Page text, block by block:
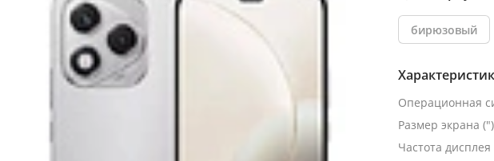
бирюзовый
Операционная
Размер экрана (")
Частота дисплея